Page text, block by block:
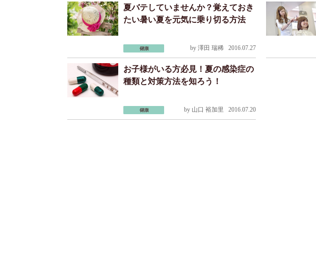
夏バテしていませんか？覚えておき
たい暑い夏を元気に乗り切る方法
by 澤田 瑞稀 2016.07.27
お子様がいる方必見！夏の感染症の
種類と対策方法を知ろう！
by 山口 裕加里 2016.07.20